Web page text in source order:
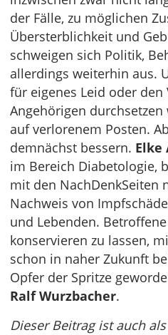
der Fälle, zu möglichen
Übersterblichkeit und
schweigen sich Politik,
allerdings weiterhin aus.
für eigenes Leid oder den
Angehörigen
auf verlorenem Posten.
demnächst bessern. Elke
im Bereich Diabetologie,
mit den NachDenkSeiten
Nachweis von
und Lebenden.
konservieren zu lassen,
schon in naher Zukunft
Opfer der Spritze
Ralf Wurzbacher.
Dieser Beitrag ist auch